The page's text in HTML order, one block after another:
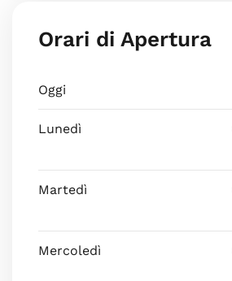
Orari di Apertura
Oggi
Lunedì
Martedì
Mercoledì